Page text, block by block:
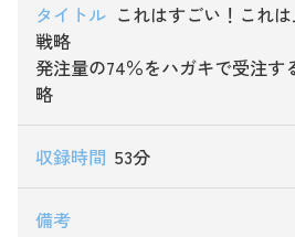
これはすごい！これ
戦略
発注量の74％をハガキで受注す
略
53分